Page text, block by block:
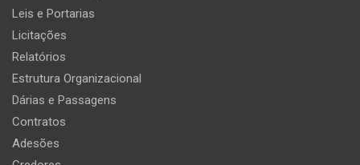
Leis e Portarias
Licitações
Relatórios
Estrutura Organizacional
Dárias e Passagens
Contratos
Adesões